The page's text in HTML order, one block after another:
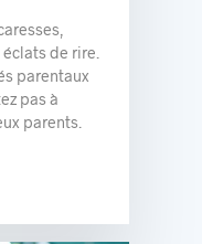
de rire.
parentaux
pas à
parents.